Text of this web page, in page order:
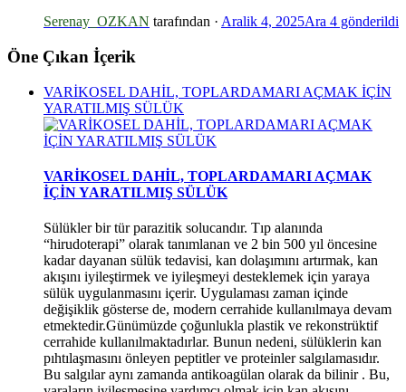
Serenay_OZKAN tarafından · Aralik 4, 2025Ara 4 gönderildi
Öne Çıkan İçerik
VARİKOSEL DAHİL, TOPLARDAMARI AÇMAK İÇİN
YARATILMIŞ SÜLÜK
VARİKOSEL DAHİL, TOPLARDAMARI AÇMAK
İÇİN YARATILMIŞ SÜLÜK
Sülükler bir tür parazitik solucandır. Tıp alanında
“hirudoterapi” olarak tanımlanan ve 2 bin 500 yıl öncesine
kadar dayanan sülük tedavisi, kan dolaşımını artırmak, kan
akışını iyileştirmek ve iyileşmeyi desteklemek için yaraya
sülük uygulanmasını içerir. Uygulaması zaman içinde
değişiklik gösterse de, modern cerrahide kullanılmaya devam
etmektedir.Günümüzde çoğunlukla plastik ve rekonstrüktif
cerrahide kullanılmaktadırlar. Bunun nedeni, sülüklerin kan
pıhtılaşmasını önleyen peptitler ve proteinler salgılamasıdır.
Bu salgılar aynı zamanda antikoagülan olarak da bilinir . Bu,